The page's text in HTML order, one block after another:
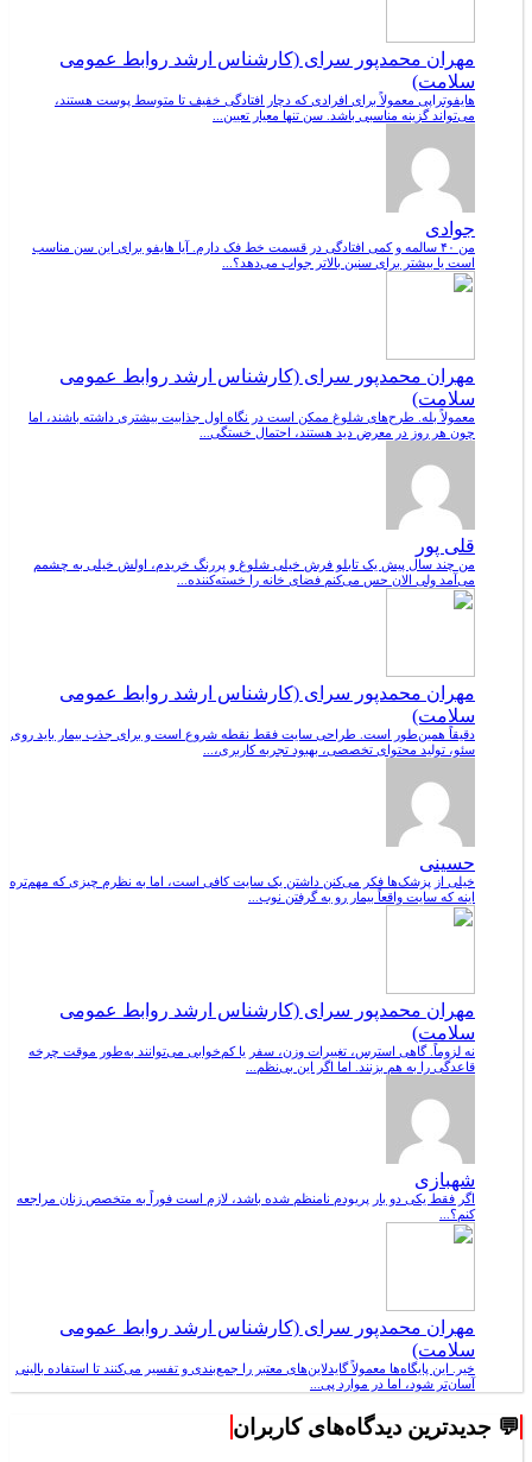
مهران محمدپور سرای (کارشناس ارشد روابط عمومی
سلامت)
هایفوتراپی معمولاً برای افرادی که دچار افتادگی خفیف تا متوسط پوست هستند،
می‌تواند گزینه مناسبی باشد. سن تنها معیار تعیین...
جوادی
من ۴۰ سالمه و کمی افتادگی در قسمت خط فک دارم. آیا هایفو برای این سن مناسب
است یا بیشتر برای سنین بالاتر جواب می‌دهد؟...
مهران محمدپور سرای (کارشناس ارشد روابط عمومی
سلامت)
معمولاً بله. طرح‌های شلوغ ممکن است در نگاه اول جذابیت بیشتری داشته باشند، اما
چون هر روز در معرض دید هستند، احتمال خستگی...
قلی پور
من چند سال پیش یک تابلو فرش خیلی شلوغ و پررنگ خریدم، اولش خیلی به چشمم
می‌آمد ولی الان حس می‌کنم فضای خانه را خسته‌کننده...
مهران محمدپور سرای (کارشناس ارشد روابط عمومی
سلامت)
دقیقاً همین‌طور است. طراحی سایت فقط نقطه شروع است و برای جذب بیمار باید روی
سئو، تولید محتوای تخصصی، بهبود تجربه کاربری،...
حسینی
خیلی از پزشک‌ها فکر می‌کنن داشتن یک سایت کافی است، اما به نظرم چیزی که مهم‌تره
اینه که سایت واقعاً بیمار رو به گرفتن نوب...
مهران محمدپور سرای (کارشناس ارشد روابط عمومی
سلامت)
نه لزوماً. گاهی استرس، تغییرات وزن، سفر یا کم‌خوابی می‌توانند به‌طور موقت چرخه
قاعدگی را به هم بزنند. اما اگر این بی‌نظم...
شهبازی
اگر فقط یکی دو بار پریودم نامنظم شده باشد، لازم است فوراً به متخصص زنان مراجعه
کنم؟...
مهران محمدپور سرای (کارشناس ارشد روابط عمومی
سلامت)
خیر. این پایگاه‌ها معمولاً گایدلاین‌های معتبر را جمع‌بندی و تفسیر می‌کنند تا استفاده بالینی
آسان‌تر شود، اما در موارد پی...
💬 جدیدترین دیدگاه‌های کاربران